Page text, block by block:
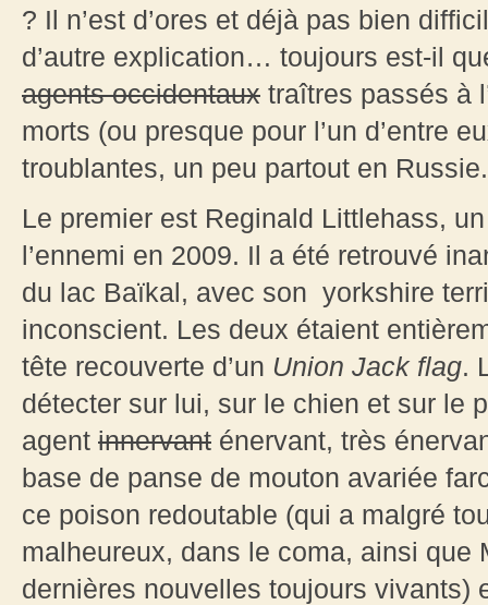
? Il n’est d’ores et déjà pas bien
d’autre explication… toujours est-il
agents occidentaux traîtres passés à
morts (ou presque pour l’un d’entre
troublantes, un peu partout en Russie.
Le premier est Reginald Littlehass,
l’ennemi en 2009. Il a été retrouvé
du lac Baïkal, avec son yorkshire
inconscient. Les deux étaient
tête recouverte d’un Union Jack flag.
détecter sur lui, sur le chien et sur le
agent innervant énervant, très
base de panse de mouton avariée
ce poison redoutable (qui a malgré
malheureux, dans le coma, ainsi que
dernières nouvelles toujours vivants)